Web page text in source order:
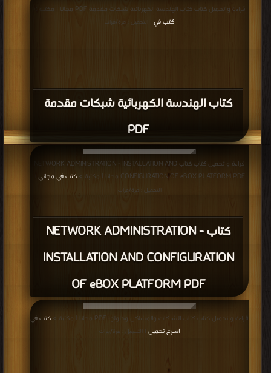
كتاب الهندسة الكهربائية شبكات مقدمة
PDF
قراءة و تحميل كتاب كتاب الهندسة الكهربائية شبكات مقدمة PDF مجانا | مكتبة >
كتب في
| التحميل : مرة/مرات
كتاب NETWORK ADMINISTRATION -
INSTALLATION AND CONFIGURATION
OF eBOX PLATFORM PDF
قراءة و تحميل كتاب كتاب NETWORK ADMINISTRATION - INSTALLATION AND
CONFIGURATION OF eBOX PLATFORM PDF مجانا | مكتبة >
كتب في مجاني
التحميل : مرة/مرات
قراءة و تحميل كتاب كتاب الشبكات والمشاكل وحلولها PDF مجانا | مكتبة >
كتب في
اسرع تحميل
| التحميل : مرة/مرات